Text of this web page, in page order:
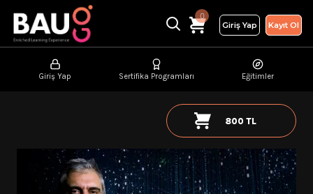
0
Giriş Yap
Kayıt Ol
Giriş Yap Sertifika Programları Eğitimler
800 TL